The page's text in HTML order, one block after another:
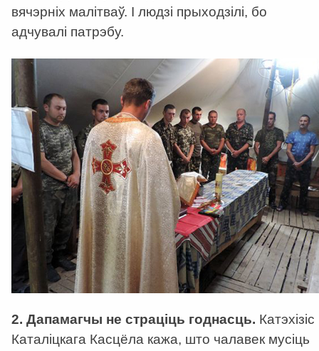
вячэрніх малітваў. І людзі прыходзілі, бо
адчувалі патрэбу.
2. Дапамагчы не страціць годнасць. Катэхізіс
Каталіцкага Касцёла кажа, што чалавек мусіць